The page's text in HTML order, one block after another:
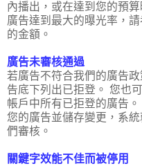
內播出，或在達到您的預
廣告達到最大的曝光率，
的金額。
廣告未審核通過
若廣告不符合我們的廣告
告底下列出已拒登。 您也
帳戶中所有已拒登的廣告
您的廣告並儲存變更，系
們審核。
關鍵字效能不佳而被停用